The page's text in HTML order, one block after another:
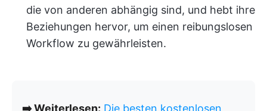
die von anderen abhängig sind, und hebt ihre
Beziehungen hervor, um einen reibungslosen
Workflow zu gewährleisten.
➡️ Weiterlesen: Die besten kostenlosen